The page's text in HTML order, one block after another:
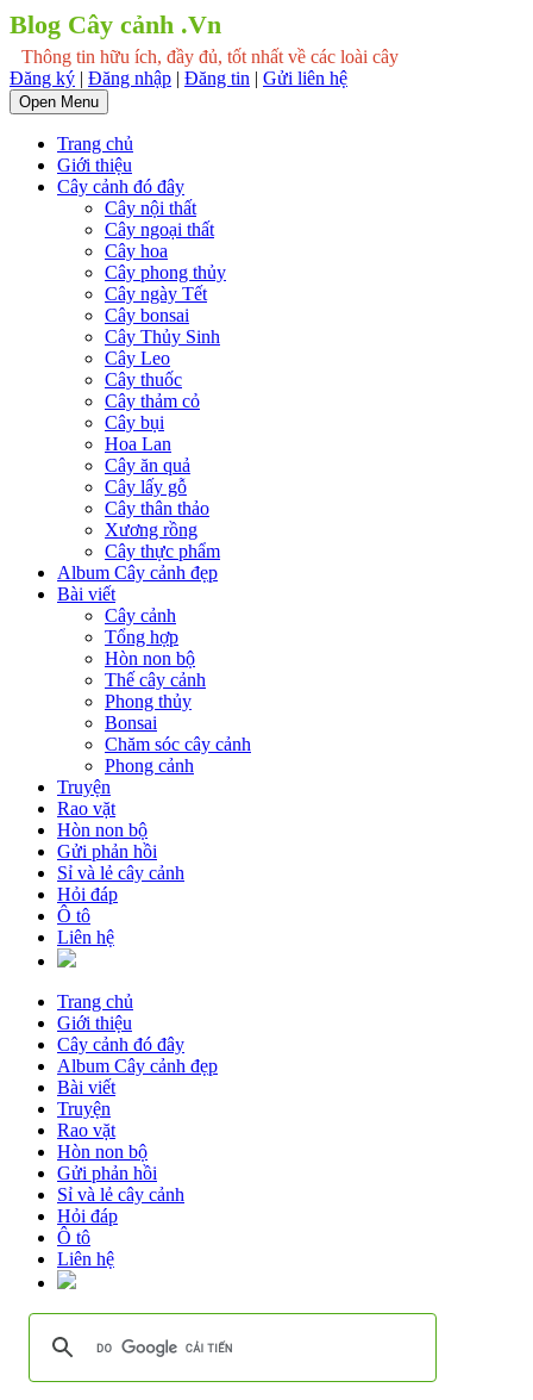
Blog Cây cảnh .Vn
Thông tin hữu ích, đầy đủ, tốt nhất về các loài cây
Đăng ký | Đăng nhập | Đăng tin | Gửi liên hệ
Open Menu
Trang chủ
Giới thiệu
Cây cảnh đó đây
Cây nội thất
Cây ngoại thất
Cây hoa
Cây phong thủy
Cây ngày Tết
Cây bonsai
Cây Thủy Sinh
Cây Leo
Cây thuốc
Cây thảm cỏ
Cây bụi
Hoa Lan
Cây ăn quả
Cây lấy gỗ
Cây thân thảo
Xương rồng
Cây thực phẩm
Album Cây cảnh đẹp
Bài viết
Cây cảnh
Tổng hợp
Hòn non bộ
Thế cây cảnh
Phong thủy
Bonsai
Chăm sóc cây cảnh
Phong cảnh
Truyện
Rao vặt
Hòn non bộ
Gửi phản hồi
Sỉ và lẻ cây cảnh
Hỏi đáp
Ô tô
Liên hệ
Trang chủ
Giới thiệu
Cây cảnh đó đây
Album Cây cảnh đẹp
Bài viết
Truyện
Rao vặt
Hòn non bộ
Gửi phản hồi
Sỉ và lẻ cây cảnh
Hỏi đáp
Ô tô
Liên hệ